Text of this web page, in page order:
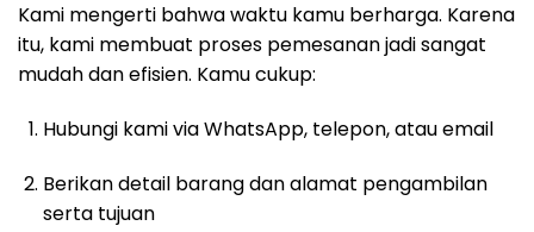
Kami mengerti bahwa waktu kamu berharga. Karena
itu, kami membuat proses pemesanan jadi sangat
mudah dan efisien. Kamu cukup:
Hubungi kami via WhatsApp, telepon, atau email
Berikan detail barang dan alamat pengambilan
serta tujuan